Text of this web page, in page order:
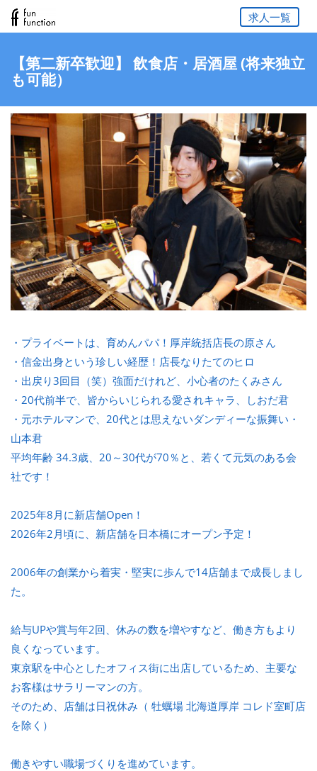
求人一覧
【第二新卒歓迎】 飲食店・居酒屋 (将来独立
も可能）
・プライベートは、育めんパパ！厚岸統括店長の原さん
・信金出身という珍しい経歴！店長なりたてのヒロ
・出戻り3回目（笑）強面だけれど、小心者のたくみさん
・20代前半で、皆からいじられる愛されキャラ、しおだ君
・元ホテルマンで、20代とは思えないダンディーな振舞い・
山本君
平均年齢 34.3歳、20～30代が70％と、若くて元気のある会
社です！
2025年8月に新店舗Open！
2026年2月頃に、新店舗を日本橋にオープン予定！
2006年の創業から着実・堅実に歩んで14店舗まで成長しまし
た。
給与UPや賞与年2回、休みの数を増やすなど、働き方もより
良くなっています。
東京駅を中心としたオフィス街に出店しているため、主要な
お客様はサラリーマンの方。
そのため、店舗は日祝休み（ 牡蠣場 北海道厚岸 コレド室町店
を除く）
働きやすい職場づくりを進めています。